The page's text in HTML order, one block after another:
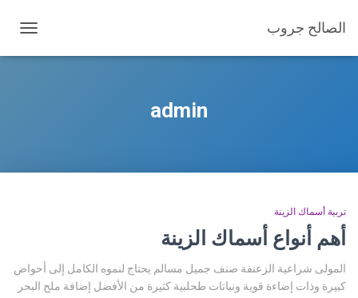
الصالح جروب
التنقل
admin
تربية أسماك الزينة
أهم أنواع أسماك الزينة
المولى شراعية الزعنفة صنف جميل مسالم يحتاج لنموه الكامل إلى أحواض
كبيرة وذات إضاءة قوية ونباتات طحلبية كثيرة من الأفضل إضافة ملح البحر